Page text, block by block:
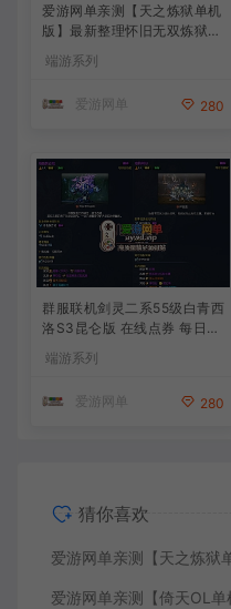
爱游网单亲测【天之炼狱单机
版】最新整理怀旧无双炼狱端
发道具 视频安装教学 虚拟机
端游系列
爱游网单 280
群服联机剑灵二系55级白青西
洛S3昆仑版 在线点券 每日礼
包 复古玩法
端游系列
爱游网单 280
猜你喜欢